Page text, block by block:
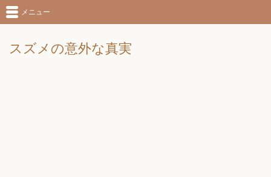
スズメの意外な真実
メニュー